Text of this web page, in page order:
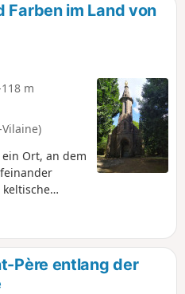
Farben im Land von
m
Ort, an dem
mit der
der
durch den
Père entlang der